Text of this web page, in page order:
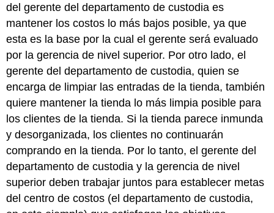
del gerente del departamento de custodia es
mantener los costos lo más bajos posible, ya que
esta es la base por la cual el gerente será evaluado
por la gerencia de nivel superior. Por otro lado, el
gerente del departamento de custodia, quien se
encarga de limpiar las entradas de la tienda, también
quiere mantener la tienda lo más limpia posible para
los clientes de la tienda. Si la tienda parece inmunda
y desorganizada, los clientes no continuarán
comprando en la tienda. Por lo tanto, el gerente del
departamento de custodia y la gerencia de nivel
superior deben trabajar juntos para establecer metas
del centro de costos (el departamento de custodia,